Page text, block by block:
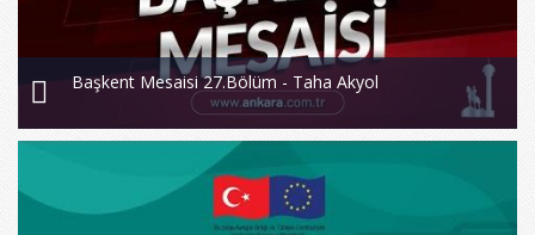
Başkent Mesaisi 27.Bölüm - Taha Akyol